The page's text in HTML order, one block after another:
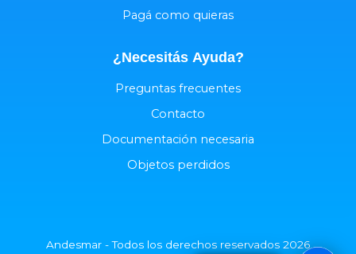
Pagá como quieras
¿Necesitás Ayuda?
Preguntas frecuentes
Contacto
Documentación necesaria
Objetos perdidos
Andesmar - Todos los derechos reservados 2026